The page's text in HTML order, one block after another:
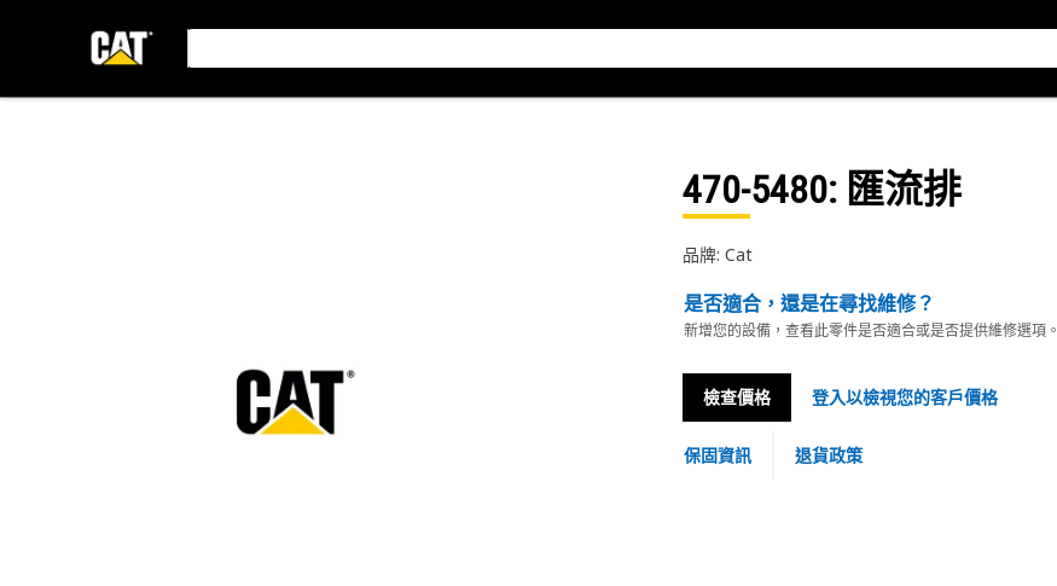
470-5480: 匯流排
品牌: Cat
是否適合，還是在尋找維修？
新增您的設備，查看此零件是否適合或是否提供維修選項。
檢查價格 登入以檢視您的客戶價格
保固資訊 退貨政策